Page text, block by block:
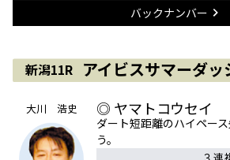
バックナンバー
新潟11R アイビスサマーダッ
大川 浩史 ◎ ヤマトコウセイ
ダート短距離のハイペー
う。
３連